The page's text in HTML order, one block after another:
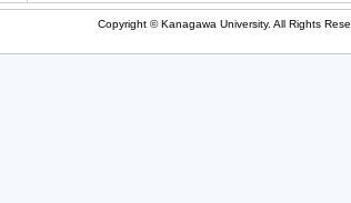
Copyright © Kanagawa University. All Rights